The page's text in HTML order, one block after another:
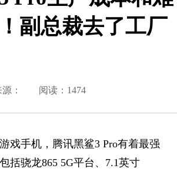
副总裁去了工厂
： 阅读：1474
戏手机，腾讯黑鲨3 Pro有着最强
括骁龙865 5G平台、7.1英寸